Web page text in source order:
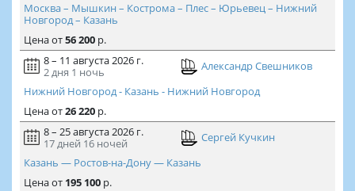
Москва – Мышкин – Кострома – Плес – Юрьевец – Нижний
Новгород – Казань
Ценаот56 200р.
8 – 11 августа 2026 г.
2 дня 1 ночь
Александр Свешников
Нижний Новгород - Казань - Нижний Новгород
Ценаот26 220р.
8 – 25 августа 2026 г.
17 дней 16 ночей
Сергей Кучкин
Казань — Ростов-на-Дону — Казань
Ценаот 195 100р.